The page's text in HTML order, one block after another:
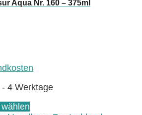
Aqua Nr. 160 – 375ml
- 4 Werktage